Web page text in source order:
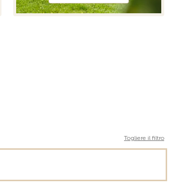
Togliere il filtro